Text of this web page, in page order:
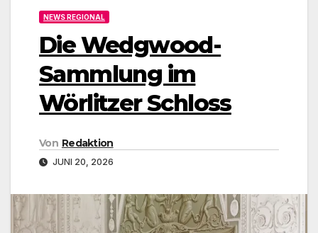
NEWS REGIONAL
Die Wedgwood-
Sammlung im
Wörlitzer Schloss
Von Redaktion
JUNI 20, 2026